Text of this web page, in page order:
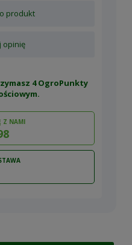
produkt
opinię
4 OgroPunkty
.
Z NAMI